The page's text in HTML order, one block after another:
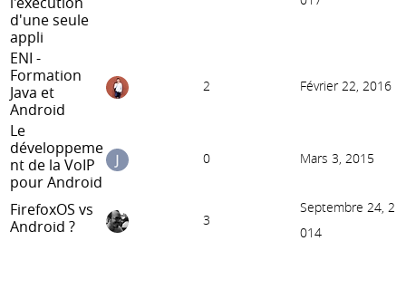
d'une seule
appli
ENI -
Formation
Java et
Android
2 Février 22, 2016
Le
développeme
nt de la VoIP
pour Android
0 Mars 3, 2015
FirefoxOS vs
Android ?
3
Septembre 24, 2
014